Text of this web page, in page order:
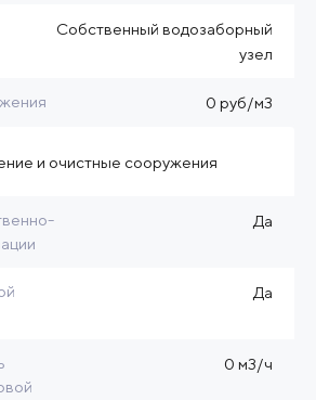
Собственный водозаборный
узел
0 руб/м3
и очистные сооружения
Да
Да
0 м3/ч